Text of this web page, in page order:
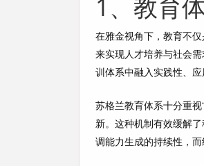
1、教育
在雅金视角下，教育不
来实现人才培养与社会
训体系中融入实践性、
苏格兰教育体系十分重
新。这种机制有效缓解
调能力生成的持续性，